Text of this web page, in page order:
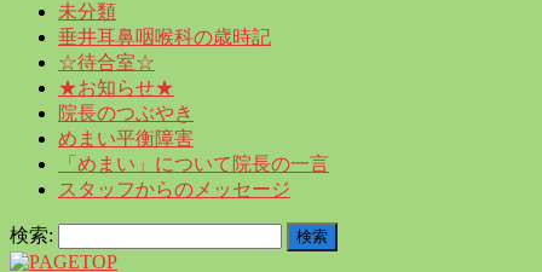
未分類
垂井耳鼻咽喉科の歳時記
☆待合室☆
★お知らせ★
院長のつぶやき
めまい平衡障害
「めまい」について院長の一言
スタッフからのメッセージ
検索: